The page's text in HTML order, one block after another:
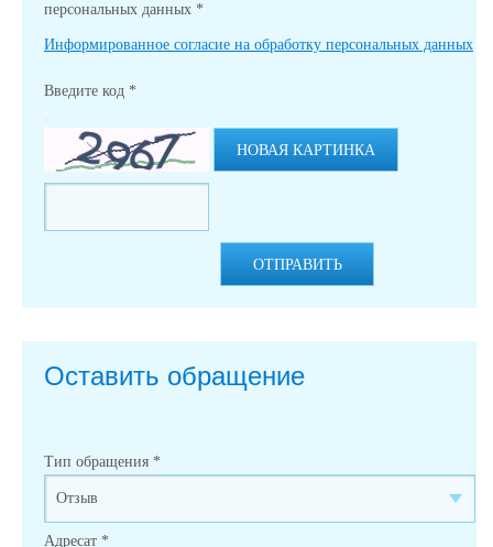
персональных данных *
Информированное согласие на обработку персональных данных
Введите код *
НОВАЯ КАРТИНКА
ОТПРАВИТЬ
Оставить обращение
Тип обращения *
Адресат *